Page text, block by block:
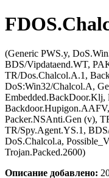
(Generic PWS.y,
BDS/Vipdataend.WT,
TR/Dos.Chalcol.A.1,
DoS:Win32/Chalcol.A,
Packer.NSAnti.Gen (v),
TR/Spy.Agent.YS.1,
DoS.Chalcol.a,
Trojan.Packed.2600)
Описание добавлено: